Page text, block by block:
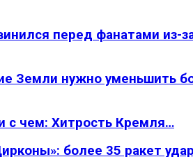
перед фанатами из-
Земли нужно уменьшить
с чем: Хитрость Кремля…
более 35 ракет